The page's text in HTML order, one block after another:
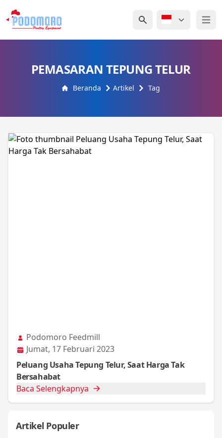
Open
PEMASARAN TEPUNG TELUR
Beranda Artikel Tag
Podomoro Feedmill
Jumat, 17 Februari 2023
Peluang Usaha Tepung Telur, Saat Harga Tak
Bersahabat
Baca Selengkapnya
Artikel Populer